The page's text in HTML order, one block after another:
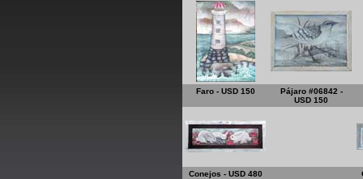
Faro - USD 150
Pájaro #06842 -
USD 150
Conejos - USD 480